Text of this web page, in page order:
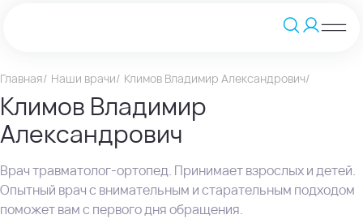
Главная Наши врачи Климов Владимир Александрович
Климов Владимир
Александрович
Врач травматолог-ортопед. Принимает взрослых и детей.
Опытный врач с внимательным и старательным подходом
поможет вам с первого дня обращения.